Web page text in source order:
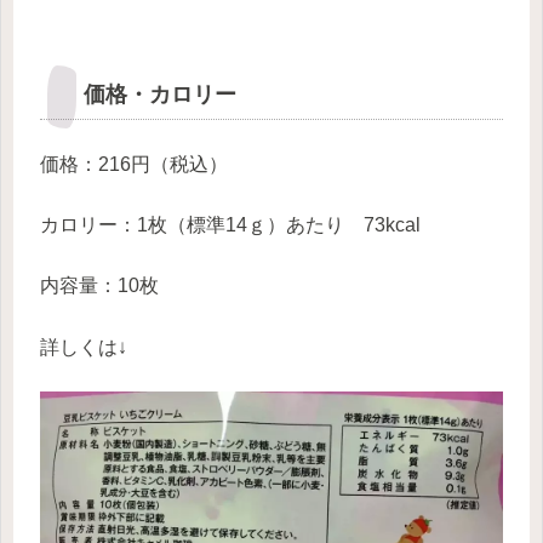
価格・カロリー
価格：216円（税込）
カロリー：1枚（標準14ｇ）あたり 73kcal
内容量：10枚
詳しくは↓